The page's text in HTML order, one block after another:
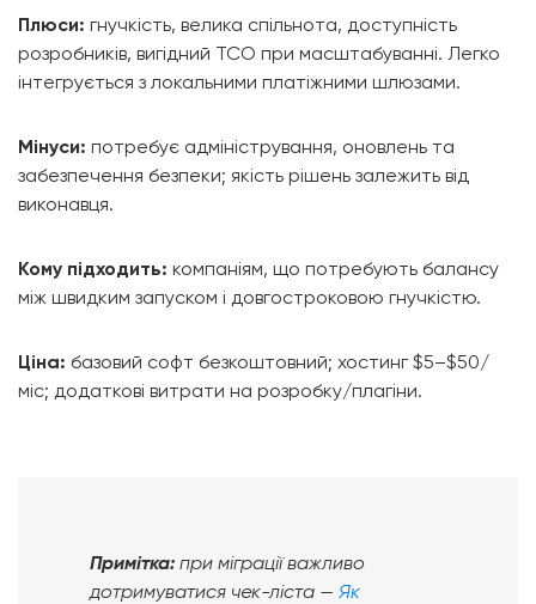
Плюси: гнучкість, велика спільнота, доступність
розробників, вигідний TCO при масштабуванні. Легко
інтегрується з локальними платіжними шлюзами.
Мінуси: потребує адміністрування, оновлень та
забезпечення безпеки; якість рішень залежить від
виконавця.
Кому підходить: компаніям, що потребують балансу
між швидким запуском і довгостроковою гнучкістю.
Ціна: базовий софт безкоштовний; хостинг $5–$50/
міс; додаткові витрати на розробку/плагіни.
Примітка: при міграції важливо
дотримуватися чек-ліста — Як